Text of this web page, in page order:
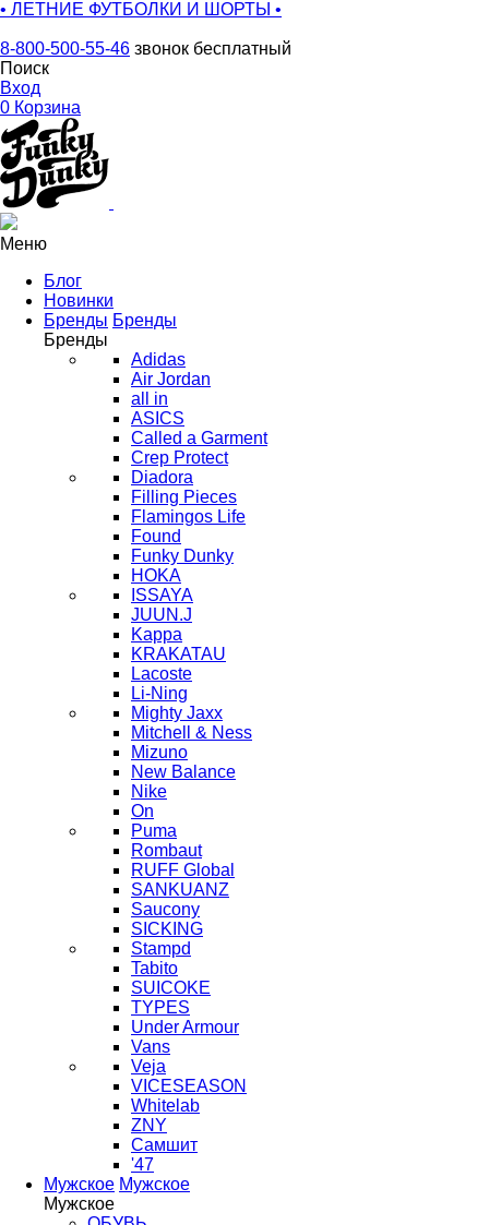
• ЛЕТНИЕ ФУТБОЛКИ И ШОРТЫ •
8-800-500-55-46 звонок бесплатный
Поиск
Вход
0 Корзина
Меню
Блог
Новинки
Бренды Бренды
Бренды
Adidas
Air Jordan
all in
ASICS
Called a Garment
Crep Protect
Diadora
Filling Pieces
Flamingos Life
Found
Funky Dunky
HOKA
ISSAYA
JUUN.J
Kappa
KRAKATAU
Lacoste
Li-Ning
Mighty Jaxx
Mitchell & Ness
Mizuno
New Balance
Nike
On
Puma
Rombaut
RUFF Global
SANKUANZ
Saucony
SICKING
Stampd
Tabito
SUICOKE
TYPES
Under Armour
Vans
Veja
VICESEASON
Whitelab
ZNY
Самшит
'47
Мужское Мужское
Мужское